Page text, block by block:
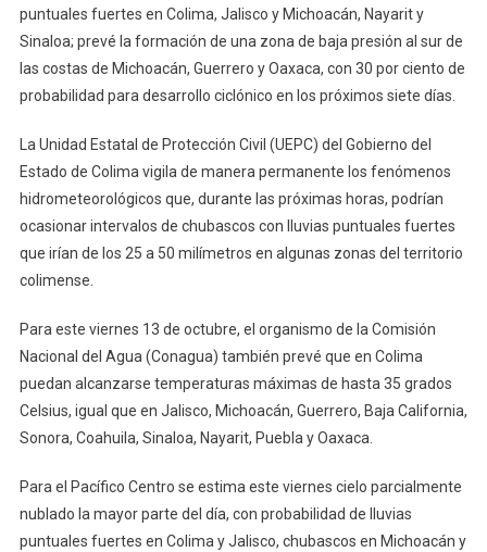
Algunas
Zonas
Del
Colima
puntuales fuertes en Colima, Jalisco y Michoacán, Nayarit y
Sinaloa; prevé la formación de una zona de baja presión al sur de
las costas de Michoacán, Guerrero y Oaxaca, con 30 por ciento de
probabilidad para desarrollo ciclónico en los próximos siete días.
La Unidad Estatal de Protección Civil (UEPC) del Gobierno del
Estado de Colima vigila de manera permanente los fenómenos
hidrometeorológicos que, durante las próximas horas, podrían
ocasionar intervalos de chubascos con lluvias puntuales fuertes
que irían de los 25 a 50 milímetros en algunas zonas del territorio
colimense.
Para este viernes 13 de octubre, el organismo de la Comisión
Nacional del Agua (Conagua) también prevé que en Colima
puedan alcanzarse temperaturas máximas de hasta 35 grados
Celsius, igual que en Jalisco, Michoacán, Guerrero, Baja California,
Sonora, Coahuila, Sinaloa, Nayarit, Puebla y Oaxaca.
Para el Pacífico Centro se estima este viernes cielo parcialmente
nublado la mayor parte del día, con probabilidad de lluvias
puntuales fuertes en Colima y Jalisco, chubascos en Michoacán y